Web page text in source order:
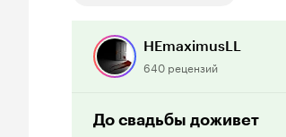
HEmaximusLL
640 рецензий
До свадьбы доживет